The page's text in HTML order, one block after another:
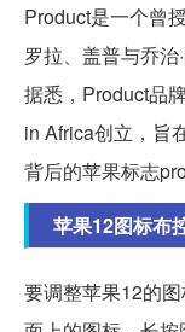
Product是一个曾
罗拉、盖普与乔治
据悉，Product品
in Africa创立，旨
背后的苹果标志
苹果12图标布
要调整苹果12的